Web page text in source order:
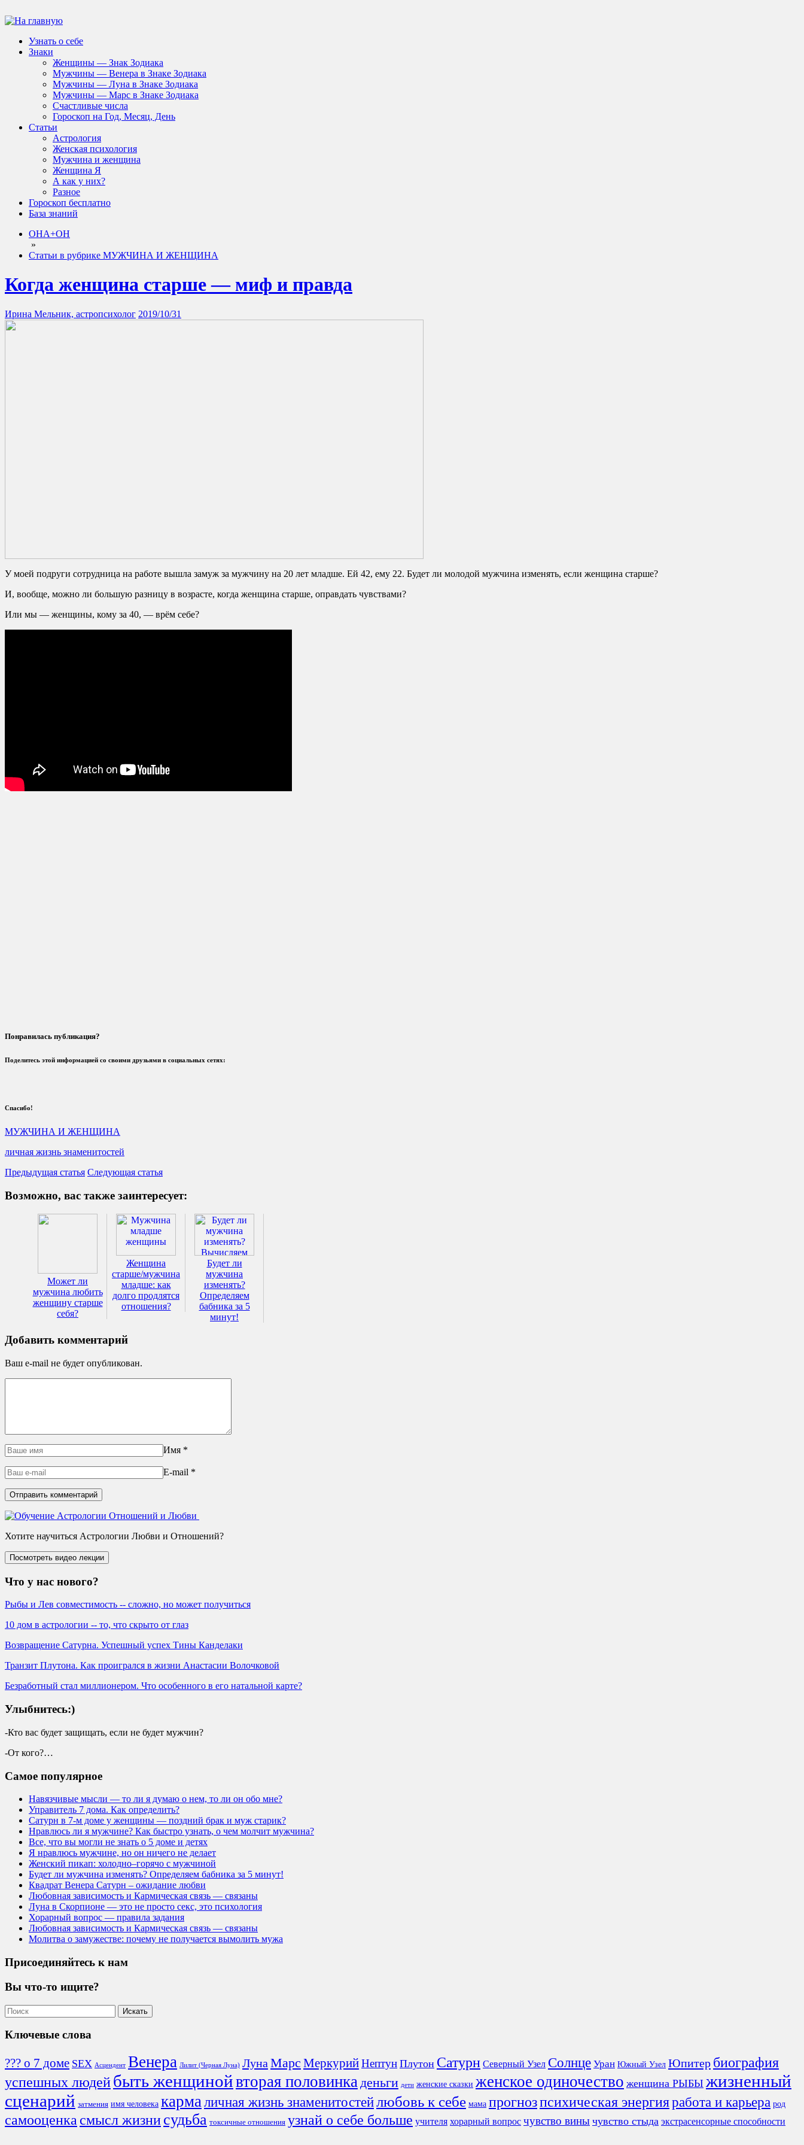
Узнать о себе
Знаки
Женщины — Знак Зодиака
Мужчины — Венера в Знаке Зодиака
Мужчины — Луна в Знаке Зодиака
Мужчины — Марс в Знаке Зодиака
Счастливые числа
Гороскоп на Год, Месяц, День
Статьи
Астрология
Женская психология
Мужчина и женщина
Женщина Я
А как у них?
Разное
Гороскоп бесплатно
База знаний
ОНА+ОН
»
Статьи в рубрике МУЖЧИНА И ЖЕНЩИНА
Когда женщина старше — миф и правда
Ирина Мельник, астропсихолог 2019/10/31
У моей подруги сотрудница на работе вышла замуж за мужчину на 20 лет младше. Ей 42, ему 22. Будет ли молодой мужчина изменять, если женщина старше?
И, вообще, можно ли большую разницу в возрасте, когда женщина старше, оправдать чувствами?
Или мы — женщины, кому за 40, — врём себе?
Понравилась публикация?
Поделитесь этой информацией со своими друзьями в социальных сетях:
Спасибо!
МУЖЧИНА И ЖЕНЩИНА
личная жизнь знаменитостей
Предыдущая статья Следующая статья
Возможно, вас также заинтересует:
Может ли
мужчина любить
женщину старше
себя?
Женщина
старше/мужчина
младше: как
долго продлятся
отношения?
Будет ли
мужчина
изменять?
Определяем
бабника за 5
минут!
Добавить комментарий
Ваш e-mail не будет опубликован.
Имя *
E-mail *
Хотите научиться Астрологии Любви и Отношений?
Что у нас нового?
Рыбы и Лев совместимость -- сложно, но может получиться
10 дом в астрологии -- то, что скрыто от глаз
Возвращение Сатурна. Успешный успех Тины Канделаки
Транзит Плутона. Как проигрался в жизни Анастасии Волочковой
Безработный стал миллионером. Что особенного в его натальной карте?
Улыбнитесь:)
-Кто вас будет защищать, если не будет мужчин?
-От кого?…
Самое популярное
Навязчивые мысли — то ли я думаю о нем, то ли он обо мне?
Управитель 7 дома. Как определить?
Сатурн в 7-м доме у женщины — поздний брак и муж старик?
Нравлюсь ли я мужчине? Как быстро узнать, о чем молчит мужчина?
Все, что вы могли не знать о 5 доме и детях
Я нравлюсь мужчине, но он ничего не делает
Женский пикап: холодно–горячо с мужчиной
Будет ли мужчина изменять? Определяем бабника за 5 минут!
Квадрат Венера Сатурн – ожидание любви
Любовная зависимость и Кармическая связь — связаны
Луна в Скорпионе — это не просто секс, это психология
Хорарный вопрос — правила задания
Любовная зависимость и Кармическая связь — связаны
Молитва о замужестве: почему не получается вымолить мужа
Присоединяйтесь к нам
Вы что-то ищите?
Ключевые слова
??? о 7 доме SEX Асцендент Венера Лилит (Черная Луна) Луна Марс МеркурийНептун Плутон Сатурн Северный Узел Солнце Уран Южный Узел Юпитер биография
успешных людейбыть женщинойвторая половинка деньги дети женские сказки женское одиночество женщина РЫБЫ жизненный
сценарий затмения имя человека карма личная жизнь знаменитостейлюбовь к себе мама прогнозпсихическая энергияработа и карьера род
самооценка смысл жизнисудьба токсичные отношения узнай о себе больше учителя хорарный вопрос чувство вины чувство стыда экстрасенсорные способности